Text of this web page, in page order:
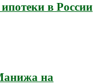
в России
на